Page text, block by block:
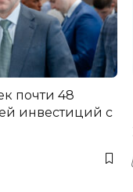
почти 48
инвестиций с